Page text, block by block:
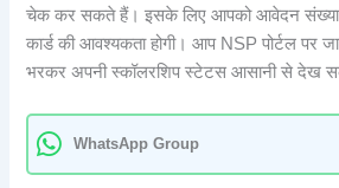
चेक कर सकते हैं। इसके लिए आपको आवेदन संख्या,
कार्ड की आवश्यकता होगी। आप NSP पोर्टल पर
भरकर अपनी स्कॉलरशिप स्टेटस आसानी से देख
WhatsApp Group